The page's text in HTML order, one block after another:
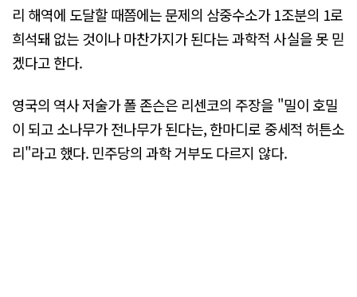
리 해역에 도달할 때쯤에는 문제의 삼중수소가 1조분의 1로
희석돼 없는 것이나 마찬가지가 된다는 과학적 사실을 못 믿
겠다고 한다.
영국의 역사 저술가 폴 존슨은 리센코의 주장을 "밀이 호밀
이 되고 소나무가 전나무가 된다는, 한마디로 중세적 허튼소
리"라고 했다. 민주당의 과학 거부도 다르지 않다.